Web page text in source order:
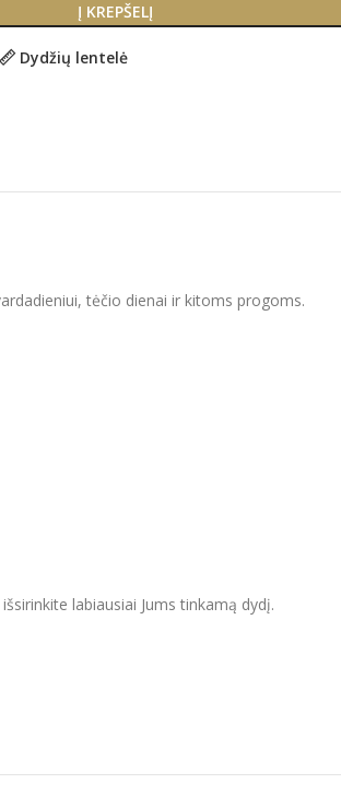
Į KREPŠELĮ
Dydžių lentelė
tėčio dienai ir kitoms progoms.
labiausiai Jums tinkamą dydį.